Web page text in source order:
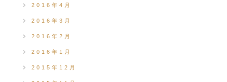
2016年4月
2016年3月
2016年2月
2016年1月
2015年12月